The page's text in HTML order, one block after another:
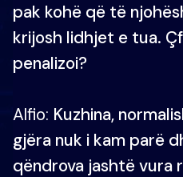
pak kohë që të
krijosh lidhjet e tua.
penalizoi?
Alfio: Kuzhina,
gjëra nuk i kam parë
qëndrova jashtë vura